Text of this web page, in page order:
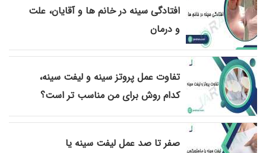
افتادگی سینه در خانم ها و آقایان، علت
و درمان
تفاوت عمل پروتز سینه و لیفت سینه،
کدام روش برای من مناسب تر است؟
صفر تا صد عمل لیفت سینه یا